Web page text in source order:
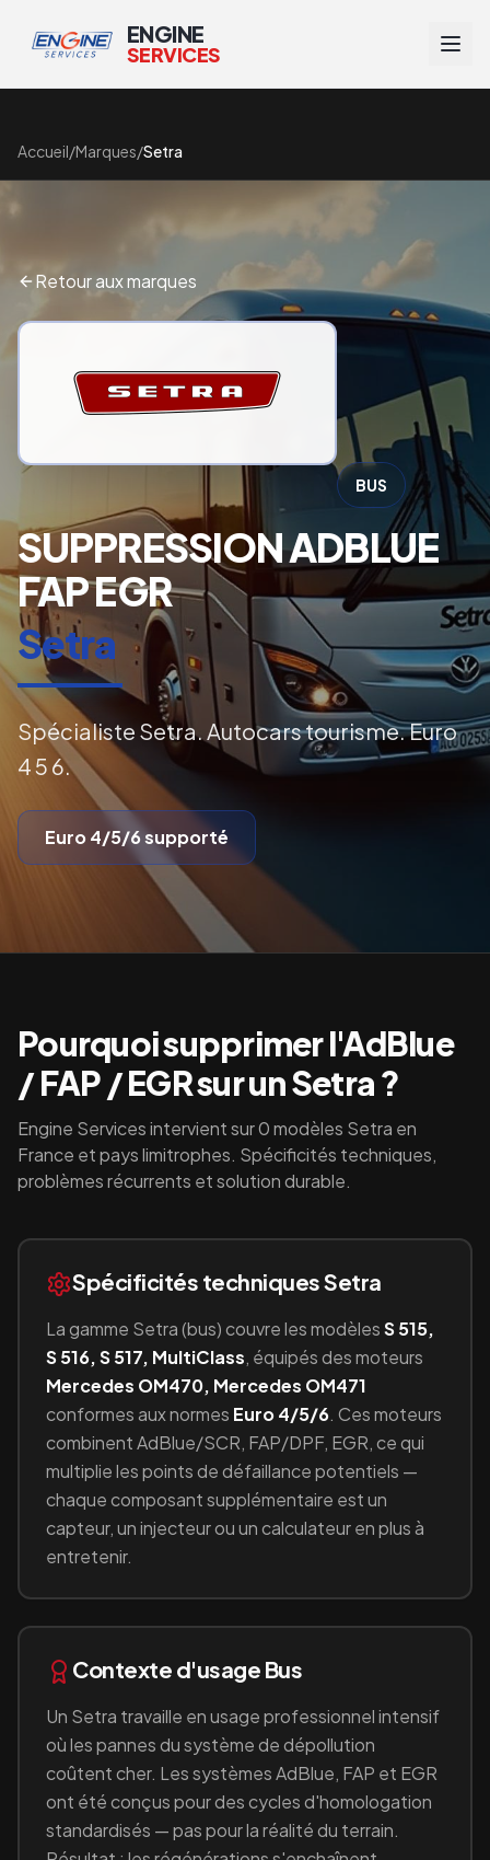
ENGINE
SERVICES
Accueil/Marques/Setra
Retour aux marques
BUS
SUPPRESSION ADBLUE
FAP EGR
Setra
Spécialiste Setra. Autocars tourisme. Euro
4 5 6.
Euro 4/5/6supporté
Pourquoi supprimer l'AdBlue
/ FAP / EGR sur unSetra?
Engine Services intervient sur0modèles Setra en
France et pays limitrophes. Spécificités techniques,
problèmes récurrents et solution durable.
Spécificités techniquesSetra
La gamme Setra(bus) couvre les modèlesS 515,
S 516, S 517, MultiClass, équipésdes moteurs
Mercedes OM470, Mercedes OM471
conformes aux normes Euro 4/5/6. Ces moteurs
combinentAdBlue/SCR, FAP/DPF, EGR, ce qui
multiplie les points de défaillance potentiels —
chaque composant supplémentaire est un
capteur, un injecteur ou un calculateur en plus à
entretenir.
Contexte d'usage Bus
Un Setra travaille enusage professionnel intensif
où les pannes du système de dépollution
coûtent cher. Les systèmes AdBlue, FAP et EGR
ont été conçus pour des cycles d'homologation
standardisés — pas pour la réalité du terrain.